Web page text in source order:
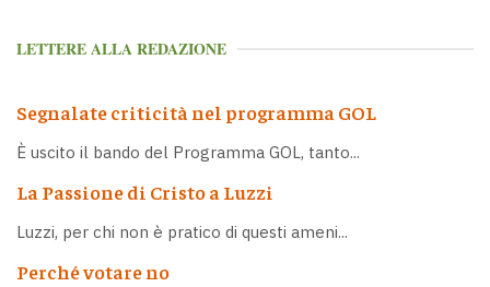
LETTERE ALLA REDAZIONE
Segnalate criticità nel programma GOL
È uscito il bando del Programma GOL, tanto...
La Passione di Cristo a Luzzi
Luzzi, per chi non è pratico di questi ameni...
Perché votare no